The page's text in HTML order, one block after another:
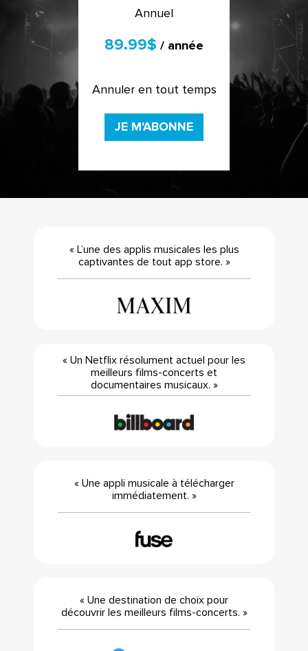
Annuel
89.99$ / année
Annuler en tout temps
JE M'ABONNE
« L’une des applis musicales les plus
captivantes de tout app store. »
« Un Netflix résolument actuel pour les
meilleurs films-concerts et
documentaires musicaux. »
« Une appli musicale à télécharger
immédiatement. »
« Une destination de choix pour
découvrir les meilleurs films-concerts. »